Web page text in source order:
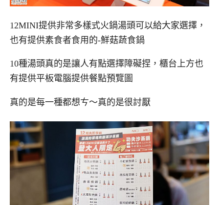
12MINI提供非常多樣式火鍋湯頭可以給大家選擇，
也有提供素食者食用的-鮮菇蔬食鍋
10種湯頭真的是讓人有點選擇障礙捏，櫃台上方也
有提供平板電腦提供餐點預覽圖
真的是每一種都想ㄘ～真的是很討厭